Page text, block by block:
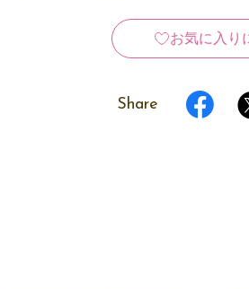
お気に入り
Share